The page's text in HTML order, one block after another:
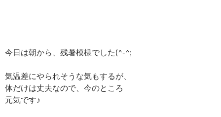
今日は朝から、残暑模様でした(^-^;
気温差にやられそうな気もするが、
体だけは丈夫なので、今のところ
元気です♪